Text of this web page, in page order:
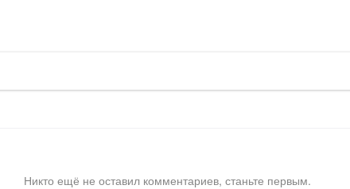
Никто ещё не оставил комментариев, станьте первым.